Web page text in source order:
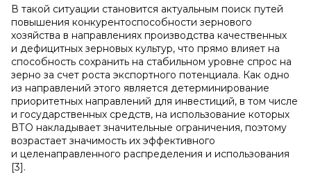
В такой ситуации становится актуальным поиск путей
повышения конкурентоспособности зернового
хозяйства в направлениях производства качественных
и дефицитных зерновых культур, что прямо влияет на
способность сохранить на стабильном уровне спрос на
зерно за счет роста экспортного потенциала. Как одно
из направлений этого является детерминирование
приоритетных направлений для инвестиций, в том числе
и государственных средств, на использование которых
ВТО накладывает значительные ограничения, поэтому
возрастает значимость их эффективного
и целенаправленного распределения и использования
[3].